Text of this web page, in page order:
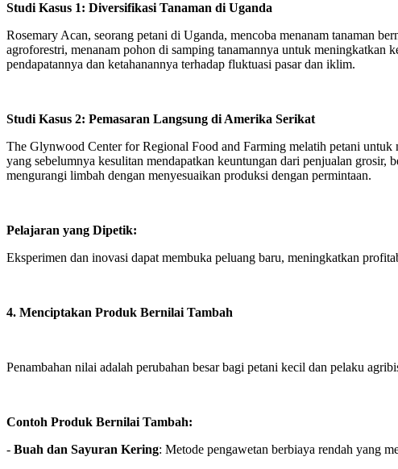
Studi Kasus 1: Diversifikasi Tanaman di Uganda
Rosemary Acan, seorang petani di Uganda, mencoba menanam tanaman
agroforestri, menanam pohon di samping tanamannya untuk meningkatkan
pendapatannya dan ketahanannya terhadap fluktuasi pasar dan iklim.
Studi Kasus 2: Pemasaran Langsung di Amerika Serikat
The Glynwood Center for Regional Food and Farming melatih petani untuk
yang sebelumnya kesulitan mendapatkan keuntungan dari penjualan grosir,
mengurangi limbah dengan menyesuaikan produksi dengan permintaan.
Pelajaran yang Dipetik:
Eksperimen dan inovasi dapat membuka peluang baru, meningkatkan
4. Menciptakan Produk Bernilai Tambah
Penambahan nilai adalah perubahan besar bagi petani kecil dan pelaku
Contoh Produk Bernilai Tambah:
- Buah dan Sayuran Kering: Metode pengawetan berbiaya rendah yang